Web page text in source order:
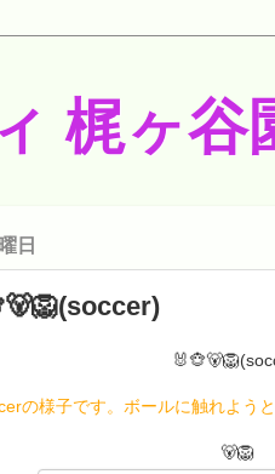
梶ヶ谷
日
の様子です。ボールに触れよう
🐻🦁